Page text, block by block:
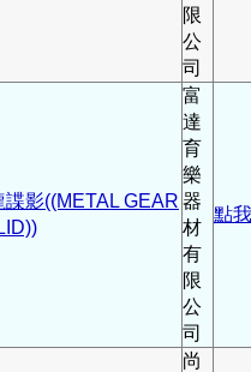
限
公
司
諜影((METAL GEAR
富
達
育
樂
器
材
有
限
公
司
點
尚